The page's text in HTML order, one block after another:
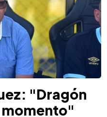
"Dragón
momento"